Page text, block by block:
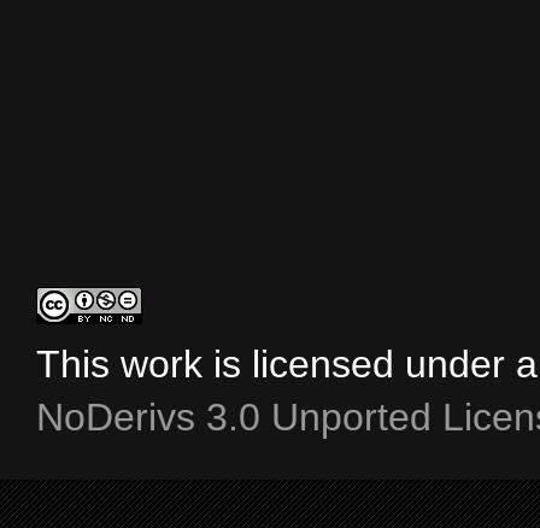
This work is licensed under
NoDerivs 3.0 Unported